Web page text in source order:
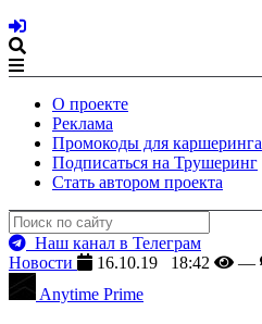
О проекте
Реклама
Промокоды для каршеринга
Подписаться на Трушеринг
Стать автором проекта
Наш канал в Телеграм
Новости
16.10.19 18:42 —
Anytime Prime